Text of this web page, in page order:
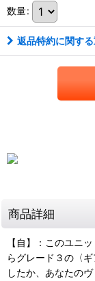
数量:
返品特約に関す
商品詳細
【自】：このユニ
らグレード３の〈
したか、あなたの